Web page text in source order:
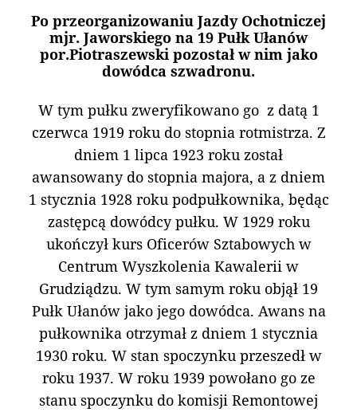
Po przeorganizowaniu Jazdy Ochotniczej
mjr. Jaworskiego na 19 Pułk Ułanów
por.Piotraszewski pozostał w nim jako
dowódca szwadronu.
W tym pułku zweryfikowano go z datą 1
czerwca 1919 roku do stopnia rotmistrza. Z
dniem 1 lipca 1923 roku został
awansowany do stopnia majora, a z dniem
1 stycznia 1928 roku podpułkownika, będąc
zastępcą dowódcy pułku. W 1929 roku
ukończył kurs Oficerów Sztabowych w
Centrum Wyszkolenia Kawalerii w
Grudziądzu. W tym samym roku objął 19
Pułk Ułanów jako jego dowódca. Awans na
pułkownika otrzymał z dniem 1 stycznia
1930 roku. W stan spoczynku przeszedł w
roku 1937. W roku 1939 powołano go ze
stanu spoczynku do komisji Remontowej